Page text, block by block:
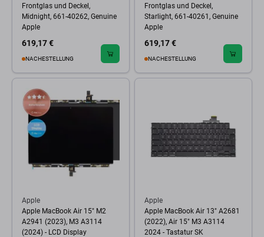
Frontglas und Deckel,
Midnight, 661-40262, Genuine
Apple
619,17 €
NACHESTELLUNG
Frontglas und Deckel,
Starlight, 661-40261, Genuine
Apple
619,17 €
NACHESTELLUNG
Apple
Apple MacBook Air 15" M2
A2941 (2023), M3 A3114
(2024) - LCD Display
Apple
Apple MacBook Air 13" A2681
(2022), Air 15" M3 A3114
2024 - Tastatur SK